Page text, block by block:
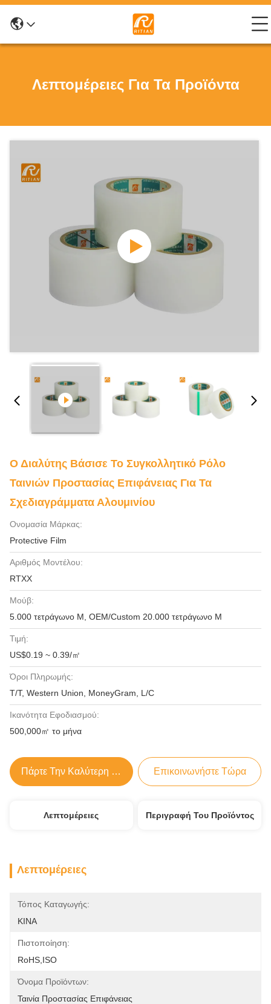
Λεπτομέρειες Για Τα Προϊόντα
Ο Διαλύτης Βάσισε Το Συγκολλητικό Ρόλο
Ταινιών Προστασίας Επιφάνειας Για Τα
Σχεδιαγράμματα Αλουμινίου
Ονομασία Μάρκας:
Protective Film
Αριθμός Μοντέλου:
RTXX
Μούβ:
5.000 τετράγωνο Μ, OEM/Custom 20.000 τετράγωνο Μ
Τιμή:
US$0.19 ~ 0.39/㎡
Όροι Πληρωμής:
T/T, Western Union, MoneyGram, L/C
Ικανότητα Εφοδιασμού:
500,000㎡ το μήνα
Πάρτε Την Καλύτερη Τιμή Επικοινωνήστε Τώρα
Λεπτομέρειες Περιγραφή Του Προϊόντος
Λεπτομέρειες
Τόπος Καταγωγής:
ΚΙΝΑ
Πιστοποίηση:
RoHS,ISO
Όνομα Προϊόντων:
Ταινία Προστασίας Επιφάνειας